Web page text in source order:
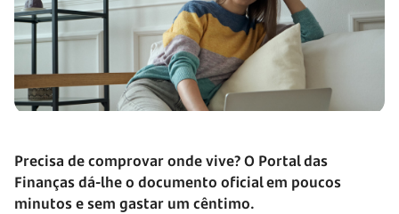
Precisa de comprovar onde vive? O Portal das
Finanças dá-lhe o documento oficial em poucos
minutos e sem gastar um cêntimo.